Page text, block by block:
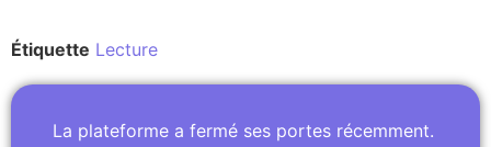
Étiquette Lecture
La plateforme a fermé ses portes récemment.